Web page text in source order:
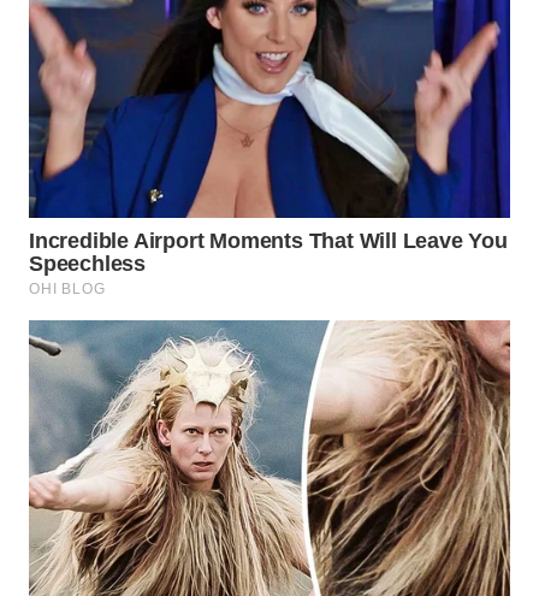
TANGERANG
WN
BINJAI
WN
CIREBON
WN
INDRAMAYU
WN
KUNINGAN
WN
MAJALENGKA
WN
SUBANG